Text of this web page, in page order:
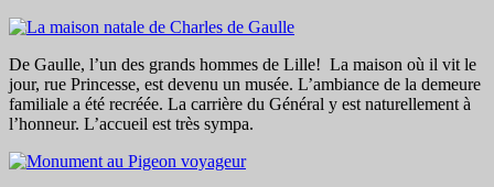
De Gaulle, l’un des grands hommes de Lille! La maison où il vit le
jour, rue Princesse, est devenu un musée. L’ambiance de la demeure
familiale a été recréée. La carrière du Général y est naturellement à
l’honneur. L’accueil est très sympa.